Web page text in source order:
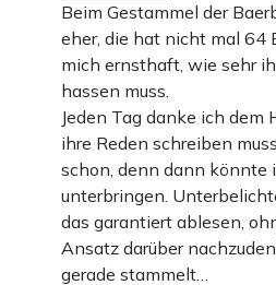
Beim Gestammel der
eher, die hat nicht mal 64
mich ernsthaft, wie sehr
hassen muss.
Jeden Tag danke ich dem
ihre Reden schreiben
schon, denn dann könnte
unterbringen.
das garantiert ablesen,
Ansatz darüber
gerade stammelt…